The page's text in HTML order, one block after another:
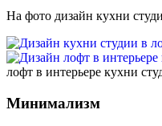
На фото дизайн кухни
лофт в интерьере кухни
Минимализм